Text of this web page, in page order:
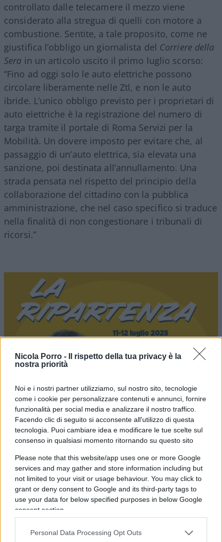
Nicola Porro -
Il rispetto della tua privacy è la
nostra priorità
Noi e i nostri partner utilizziamo, sul nostro sito, tecnologie
come i cookie per personalizzare contenuti e annunci, fornire
funzionalità per social media e analizzare il nostro traffico.
Facendo clic di seguito si acconsente all'utilizzo di questa
tecnologia. Puoi cambiare idea e modificare le tue scelte sul
consenso in qualsiasi momento ritornando su questo sito
Please note that this website/app uses one or more Google
services and may gather and store information including but
not limited to your visit or usage behaviour. You may click to
grant or deny consent to Google and its third-party tags to
use your data for below specified purposes in below Google
consent section.
Personal Data Processing Opt Outs
controllato dalle telecamere il mezzo viene
considerato alla stregua di quelli con motore a
combustione. Sentite, a tale proposito, come ne
giustifica l’obbligo un giornalista del Corriere della
Sera in un articolo uscito il primo luglio scorso:
“Fino ad oggi solo le auto elettriche possono
circolare liberamente nelle Ztl, e non le auto
ibride. L’unico obbligo previsto per i proprietari di
auto elettriche è la registrazione del numero di
targa tramite il portale di Roma Servizi per la
Mobilità. Un dovere imposto per evitare che, al
passaggio di un’auto elettrica, sia elevata una
sanzione, poi destinata all’annullamento. Una
strada pensata nel rispetto del principio della
collaborazione del cittadino con la pubblica
amministrazione, che nel caso specifico si traduce
nella finalità di non congestionare i tribunali di
ricorsi.”
E già, nell’era dell’informatica in cui per fare cassa
dei controlli incrociati, il comune di Roma non